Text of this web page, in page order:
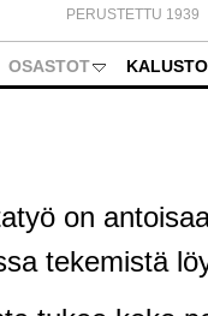
PERUSTETTU 1939
OSASTOT KALUSTO
on
tekemistä